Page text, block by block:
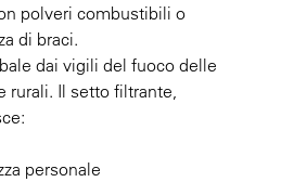
polveri combustibili o
di braci.
dai vigili del fuoco delle
rurali. Il setto filtrante,
personale